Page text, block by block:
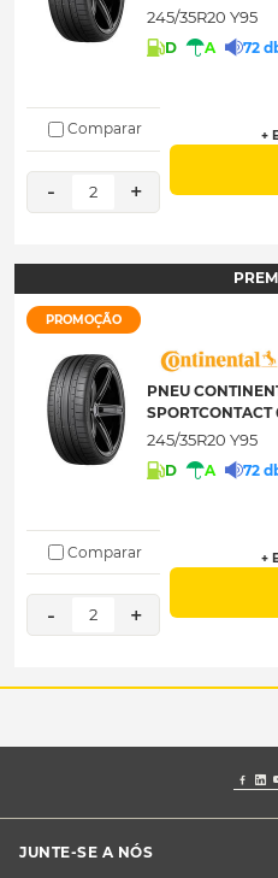
245/35R20 Y95
D A 72
Comparar
- 2 +
+
PROMOÇÃO
PNEU
245/35R20 Y95
D A 72
Comparar
- 2 +
+
JUNTE-SE A NÓS